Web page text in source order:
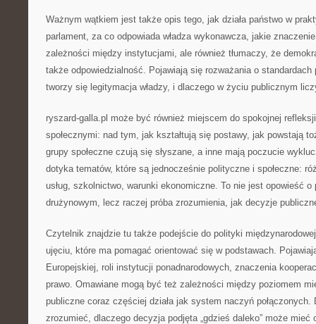
Ważnym wątkiem jest także opis tego, jak działa państwo w
parlament, za co odpowiada władza wykonawcza, jakie
zależności między instytucjami, ale również tłumaczy, że
także odpowiedzialność. Pojawiają się rozważania o
tworzy się legitymacja władzy, i dlaczego w życiu publicznym
ryszard-galla.pl może być również miejscem do spokojnej
społecznymi: nad tym, jak kształtują się postawy, jak powstają
grupy społeczne czują się słyszane, a inne mają poczucie
dotyka tematów, które są jednocześnie polityczne i społeczne:
usług, szkolnictwo, warunki ekonomiczne. To nie jest opowieść
drużynowym, lecz raczej próba zrozumienia, jak decyzje
Czytelnik znajdzie tu także podejście do polityki
ujęciu, które ma pomagać orientować się w podstawach.
Europejskiej, roli instytucji ponadnarodowych, znaczenia
prawo. Omawiane mogą być też zależności między poziomem
publiczne coraz częściej działa jak system naczyń połączonych.
zrozumieć, dlaczego decyzja podjęta „gdzieś daleko” może mieć